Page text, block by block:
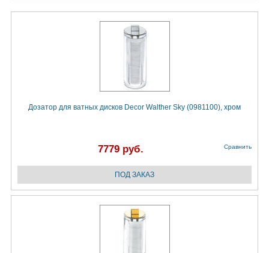
Дозатор для ватных дисков Decor Walther Sky (0981100), хром
7779 руб. Сравнить